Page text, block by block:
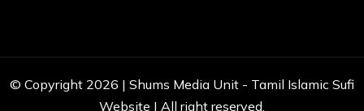
© Copyright 2026 | Shums Media Unit - Tamil Islamic Sufi
Website | All right reserved.